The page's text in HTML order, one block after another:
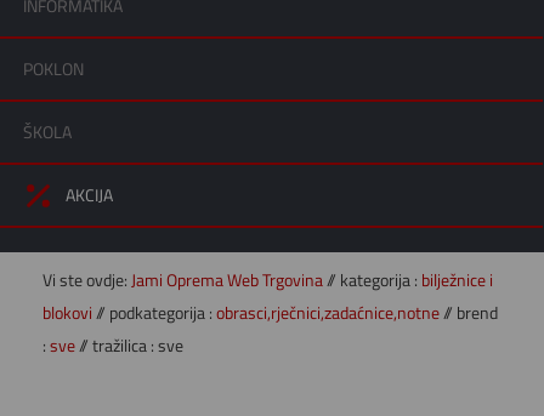
INFORMATIKA
POKLON
ŠKOLA
AKCIJA
Vi ste ovdje: Jami Oprema Web Trgovina// kategorija : bilježnice i
blokovi // podkategorija : obrasci,rječnici,zadaćnice,notne// brend
: sve// tražilica : sve